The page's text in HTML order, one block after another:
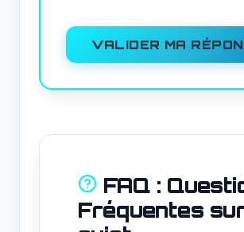
VALIDER MA
FAQ :
Fréquentes